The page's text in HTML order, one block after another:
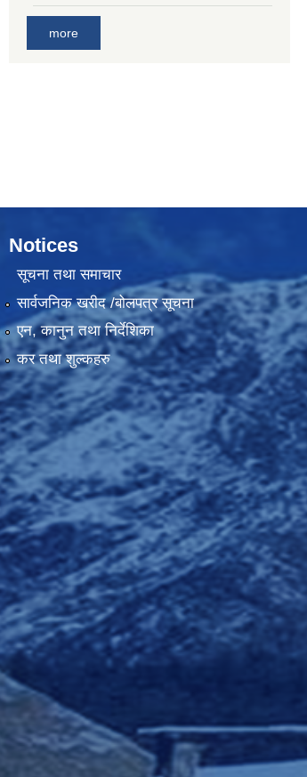
more
Notices
सूचना तथा समाचार
सार्वजनिक खरीद /बोलपत्र सूचना
एन, कानुन तथा निर्देशिका
कर तथा शुल्कहरु